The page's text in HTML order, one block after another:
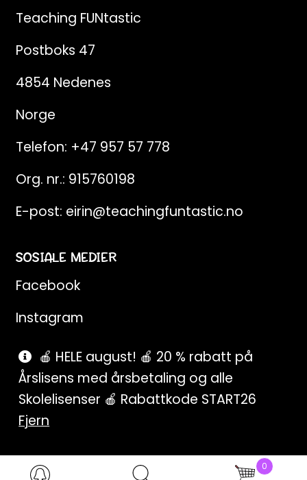
Teaching FUNtastic
Postboks 47
4854 Nedenes
Norge
Telefon: +47 957 57 778
Org. nr.: 915760198
E-post: eirin@teachingfuntastic.no
SOSIALE MEDIER
Facebook
Instagram
Pinterest
SnapChat
0
🍎 HELE august! 🍎 20 % rabatt på
Årslisens med årsbetaling og alle
Skolelisenser 🍎 Rabattkode START26
Fjern